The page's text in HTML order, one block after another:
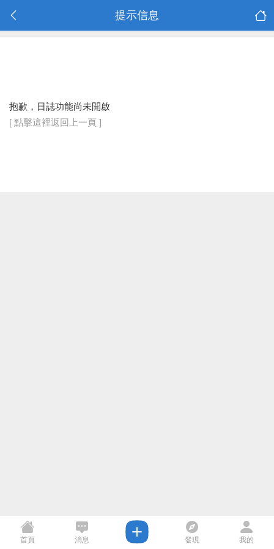
提示信息
抱歉，日誌功能尚未開啟
[ 點擊這裡返回上一頁 ]
首頁 消息 發現 我的